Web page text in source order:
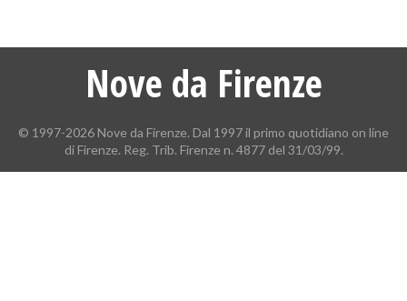
Nove da Firenze
© 1997-2026 Nove da Firenze. Dal 1997 il primo quotidiano on line
di Firenze. Reg. Trib. Firenze n. 4877 del 31/03/99.